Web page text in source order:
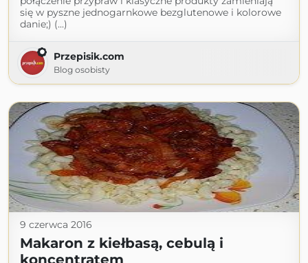
się w pyszne jednogarnkowe bezglutenowe i kolorowe
danie;) (...)
Przepisik.com
Blog osobisty
9 czerwca 2016
Makaron z kiełbasą, cebulą i
koncentratem